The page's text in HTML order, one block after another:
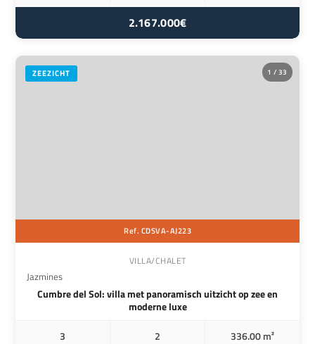
2.167.000€
1 / 33
ZEEZICHT
Ref. CDSVA-AJ223
VILLA/CHALET
Jazmines
Cumbre del Sol: villa met panoramisch uitzicht op zee en
moderne luxe
3
2 336.00 m²